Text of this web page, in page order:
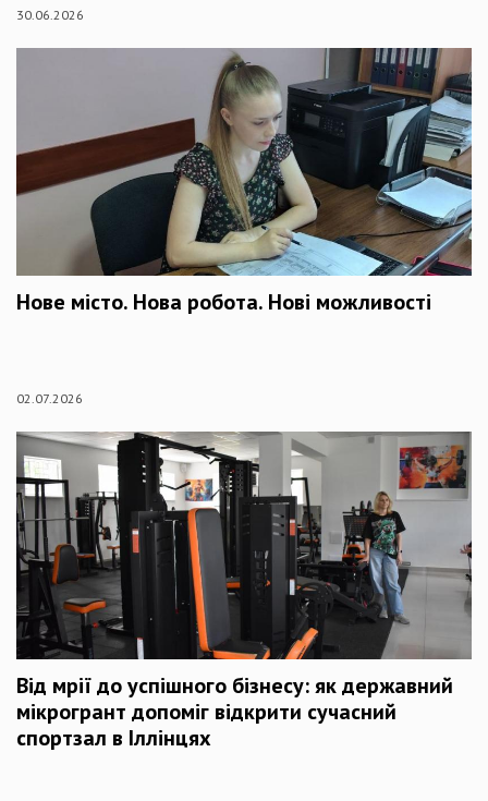
30.06.2026
Нове місто. Нова робота. Нові можливості
02.07.2026
Від мрії до успішного бізнесу: як державний
мікрогрант допоміг відкрити сучасний
спортзал в Іллінцях